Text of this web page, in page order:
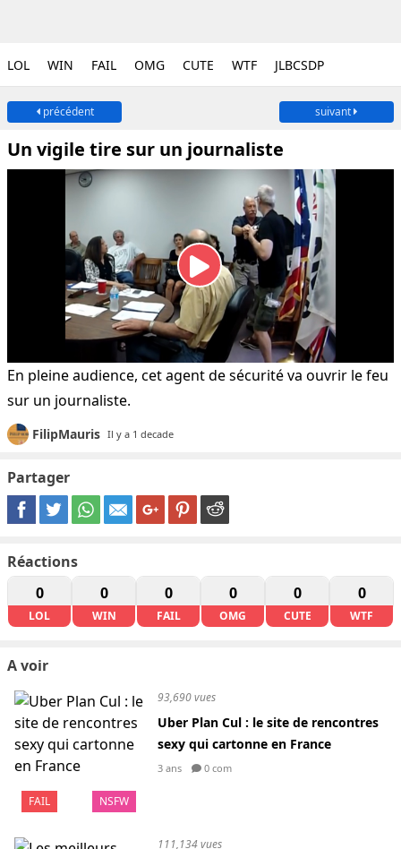
LOL WIN FAIL OMG CUTE WTF JLBCSDP
précédent suivant
Un vigile tire sur un journaliste
En pleine audience, cet agent de sécurité va ouvrir le feu
sur un journaliste.
FilipMauris Il y a 1 decade
Partager
Réactions
0
LOL
0
WIN
0
FAIL
0
OMG
0
CUTE
0
WTF
A voir
FAIL NSFW
93,690 vues
Uber Plan Cul : le site de rencontres
sexy qui cartonne en France
3 ans 0 com
111,134 vues